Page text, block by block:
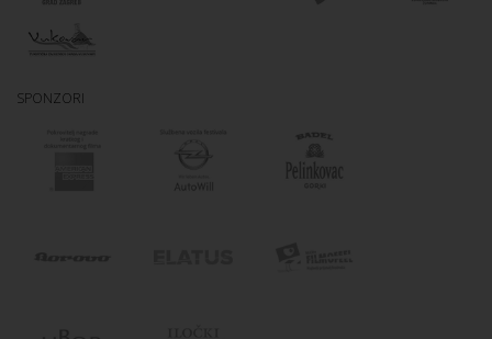
SPONZORI